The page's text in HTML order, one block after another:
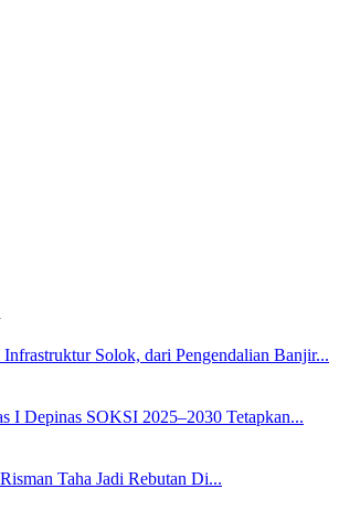
Solok, dari Pengendalian Banjir...
I Depinas SOKSI 2025–2030 Tetapkan...
Taha Jadi Rebutan Di...